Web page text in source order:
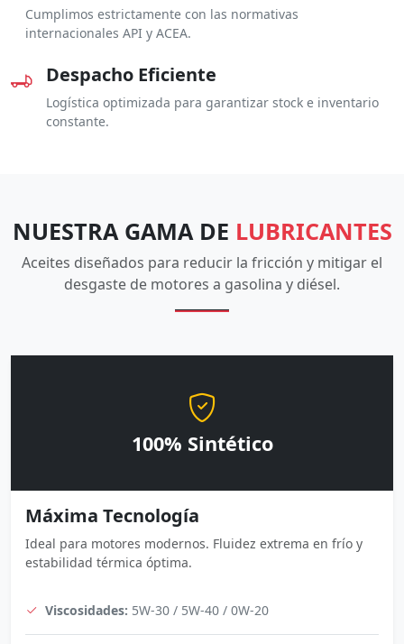
Cumplimos estrictamente con las normativas
internacionales API y ACEA.
Despacho Eficiente
Logística optimizada para garantizar stock e inventario
constante.
NUESTRA GAMA DE LUBRICANTES
Aceites diseñados para reducir la fricción y mitigar el
desgaste de motores a gasolina y diésel.
100% Sintético
Máxima Tecnología
Ideal para motores modernos. Fluidez extrema en frío y
estabilidad térmica óptima.
Viscosidades: 5W-30 / 5W-40 / 0W-20